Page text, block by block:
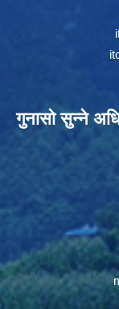
गुनासो सुन्ने